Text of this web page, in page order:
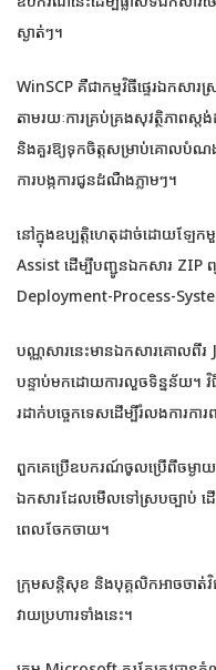
ស្ងាត់ៗ។
WinSCP គឺជាកម្មវិធីផ្ទេរឯកសារ
តាមរយៈការគ្រប់គ្រងសុវត្ថិភាពស្ត
និងគួរឱ្យទុកចិត្តសម្រាប់គោលបំណង
ការបង្កការជូនដំណឹងភ្លាមៗ។
នៅក្នុងឧប្បត្តិហេតុដាច់ដោយឡែ
Assist ដើម្បីបញ្ជូនឯកសារ ZIP
Deployment-Process-
បណ្ណសារនេះមានឯកសារគោលពីរ
បន្ទាប់មកដោយការលួចទិន្នន័យ។ វិ
រដាក់បច្ចេកទេសដើម្បីរំលងការការ
ពួកគេប្រើឧបករណ៍ចូលប្រើពីចម្ងា
ឯកសារដែលមើលទៅស្របច្បាប់ ដើ
ពេលចែកចាយ។
ក្រុមសន្តិសុខ និងបុគ្គលិកអាចចាត់វិ
វាយប្រហារទាំងនេះ។